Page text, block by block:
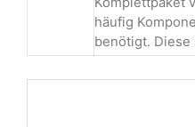
häufig
benötigt.